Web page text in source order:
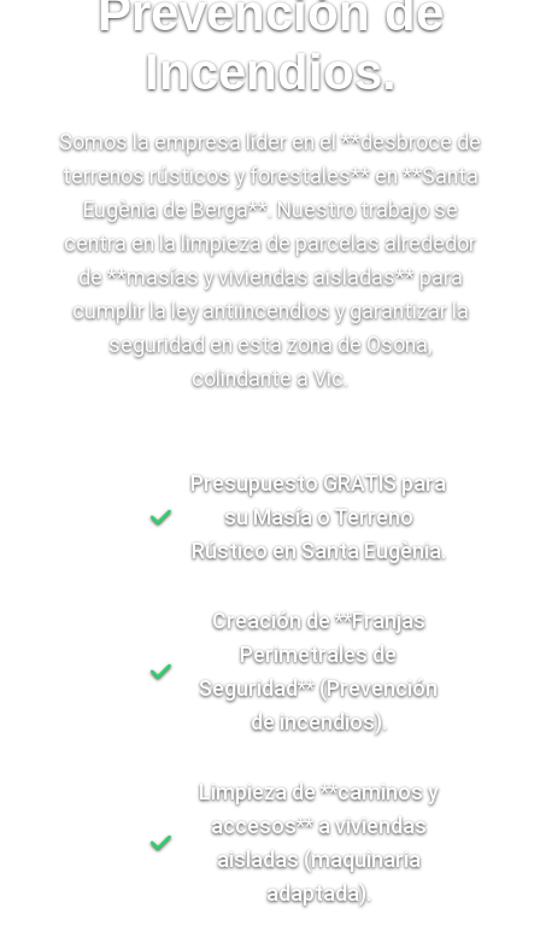
Prevención de
Incendios.
Somos la empresa líder en el **desbroce de
terrenos rústicos y forestales** en **Santa
Eugènia de Berga**. Nuestro trabajo se
centra en la limpieza de parcelas alrededor
de **masías y viviendas aisladas** para
cumplir la ley antiincendios y garantizar la
seguridad en esta zona de Osona,
colindante a Vic.
Presupuesto GRATIS para
su Masía o Terreno
Rústico en Santa Eugènia.
Creación de **Franjas
Perimetrales de
Seguridad** (Prevención
de incendios).
Limpieza de **caminos y
accesos** a viviendas
aisladas (maquinaria
adaptada).